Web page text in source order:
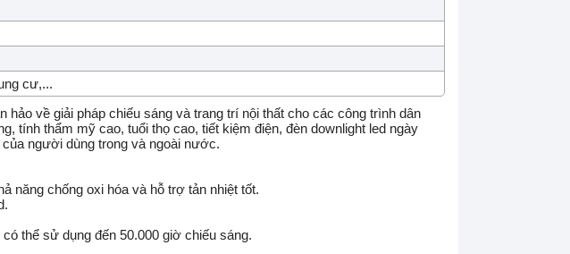
cư,...
về giải pháp chiếu sáng và trang trí nội thất cho các công trình dân
tính thẩm mỹ cao, tuổi thọ cao, tiết kiệm điện, đèn downlight led ngày
người dùng trong và ngoài nước.
năng chống oxi hóa và hỗ trợ tản nhiệt tốt.
thể sử dụng đến 50.000 giờ chiếu sáng.